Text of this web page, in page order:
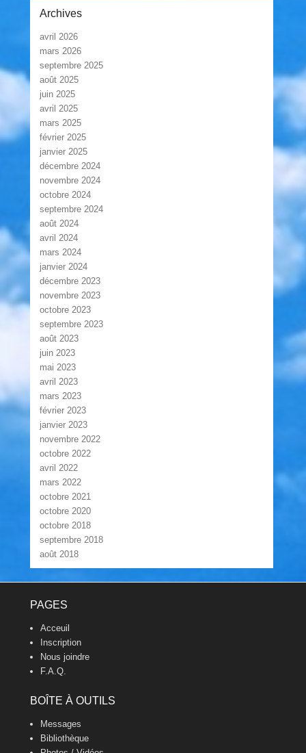
Archives
avril 2026
mars 2026
septembre 2025
août 2025
juin 2025
avril 2025
mars 2025
février 2025
janvier 2025
décembre 2024
novembre 2024
octobre 2024
septembre 2024
août 2024
avril 2024
mars 2024
janvier 2024
décembre 2023
novembre 2023
octobre 2023
septembre 2023
août 2023
juin 2023
mai 2023
avril 2023
mars 2023
février 2023
janvier 2023
novembre 2022
octobre 2022
avril 2022
mars 2022
octobre 2021
octobre 2020
octobre 2018
septembre 2018
août 2018
PAGES
Acceuil
Inscription
Nous joindre
F.A.Q.
BOÎTE À OUTILS
Messages
Bibliothèque